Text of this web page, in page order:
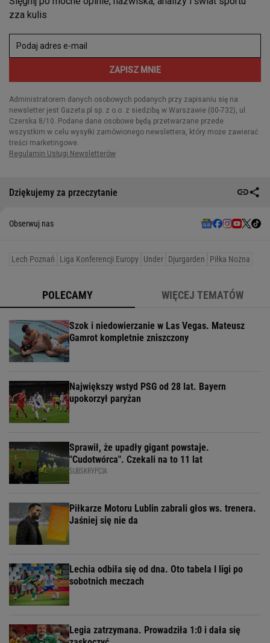
Dziękujemy za przeczytanie
Obserwuj nas
Lech Poznań Liga Konferencji Europy Under Djurgarden Piłka Nożna
POLECAMY WIĘCEJ TEMATÓW
Szok i niedowierzanie w Las Vegas. Mateusz
Gamrot kompletnie zniszczony
Największy wstyd PSG od 28 lat. Bayern
upokorzył paryżan
Sprawił, że upadły gigant powstaje.
"Cudotwórca". Czekali na to 11 lat
SUBSKRYPCJA
Piłkarze Motoru Lublin zabrali głos ws. trenera.
Jaśniej się nie da
Lechia odbiła się od dna. Oto tabela I ligi po
sobotnich meczach
Legia zatrzymana. Prowadziła 1:0 i dała się